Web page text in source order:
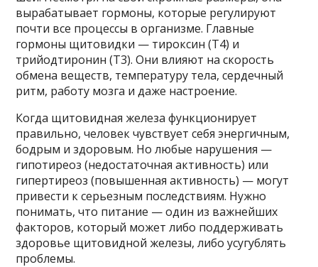
вырабатывает гормоны, которые регулируют
почти все процессы в организме. Главные
гормоны щитовидки — тироксин (Т4) и
трийодтиронин (Т3). Они влияют на скорость
обмена веществ, температуру тела, сердечный
ритм, работу мозга и даже настроение.
Когда щитовидная железа функционирует
правильно, человек чувствует себя энергичным,
бодрым и здоровым. Но любые нарушения —
гипотиреоз (недостаточная активность) или
гипертиреоз (повышенная активность) — могут
привести к серьезным последствиям. Нужно
понимать, что питание — один из важнейших
факторов, который может либо поддерживать
здоровье щитовидной железы, либо усугублять
проблемы.